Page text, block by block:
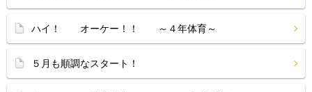
ハイ！ オーケー！！ ～４年体育～
５月も順調なスタート！